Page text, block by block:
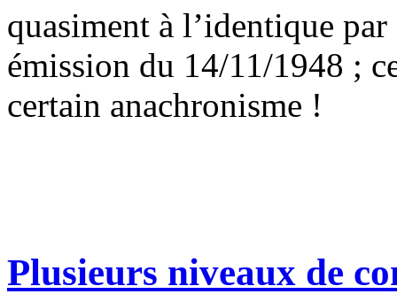
quasiment à l’identique
émission du 14/11/1948 ;
certain anachronisme !
Plusieurs niveaux de